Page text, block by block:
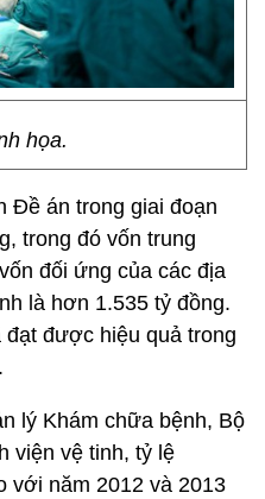
họa.
Đề án trong giai đoạn
trong đó vốn trung
đối ứng của các địa
là hơn 1.535 tỷ đồng.
đạt được hiệu quả trong
lý Khám chữa bệnh, Bộ
viện vệ tinh, tỷ lệ
với năm 2012 và 2013